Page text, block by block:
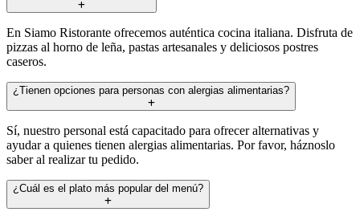
En Siamo Ristorante ofrecemos auténtica cocina italiana. Disfruta de
pizzas al horno de leña, pastas artesanales y deliciosos postres
caseros.
¿Tienen opciones para personas con alergias alimentarias?
Sí, nuestro personal está capacitado para ofrecer alternativas y
ayudar a quienes tienen alergias alimentarias. Por favor, háznoslo
saber al realizar tu pedido.
¿Cuál es el plato más popular del menú?